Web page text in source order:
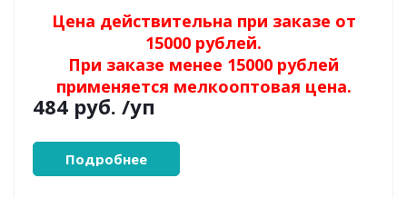
Цена действительна при заказе от
15000 рублей.
При заказе менее 15000 рублей
применяется мелкооптовая цена.
484 руб. /уп
Подробнее